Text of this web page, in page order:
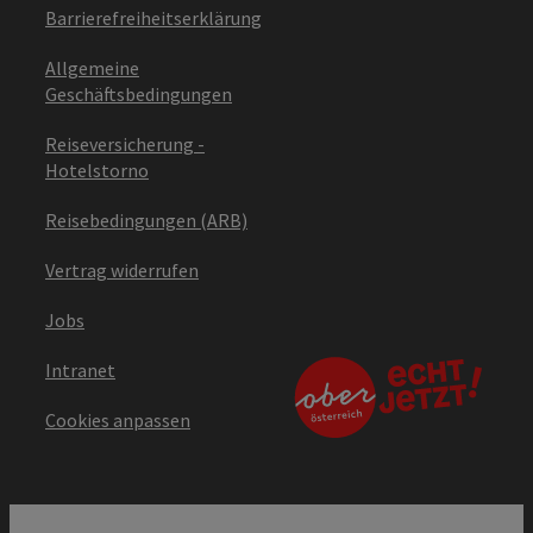
Barrierefreiheitserklärung
Allgemeine
Geschäftsbedingungen
Reiseversicherung -
Hotelstorno
Reisebedingungen (ARB)
Vertrag widerrufen
Jobs
Intranet
Cookies anpassen